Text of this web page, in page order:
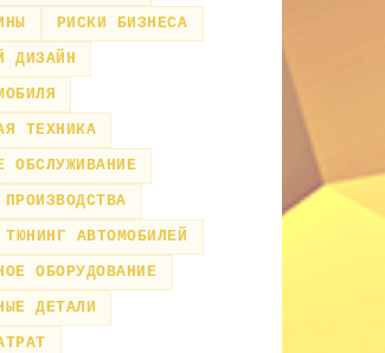
РИСКИ БИЗНЕСА
ДИЗАЙН
ТЕХНИКА
ОБСЛУЖИВАНИЕ
ТЮНИНГ АВТОМОБИЛЕЙ
ОБОРУДОВАНИЕ
ДЕТАЛИ